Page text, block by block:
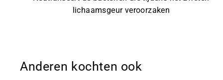
lichaamsgeur veroorzaken
Anderen kochten ook